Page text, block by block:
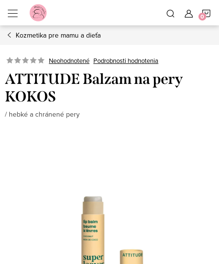
obsah
Kozmetika pre mamu a dieťa
Neohodnotené Podrobnosti hodnotenia
ATTITUDE Balzam na pery
KOKOS
/ hebké a chránené pery